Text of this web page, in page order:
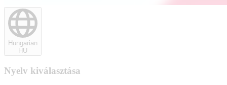
Hungarian
HU
Nyelv kiválasztása